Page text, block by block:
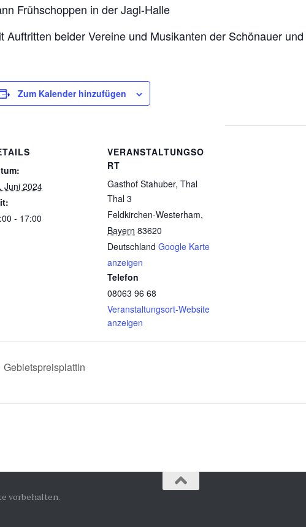
Frühschoppen in der Jagl-Halle
Auftritten beider Vereine und Musikanten der Schönauer
Zum Kalender hinzufügen
Juni 2024
- 17:00
VERANSTALTUNGSO
RT
Gasthof Stahuber, Thal
Thal 3
Feldkirchen-Westerham,
Bayern 83620
Deutschland Google Karte
anzeigen
Telefon
08063 96 68
Veranstaltungsort-Website
anzeigen
Gebietspreisplattln
vorbehalten.